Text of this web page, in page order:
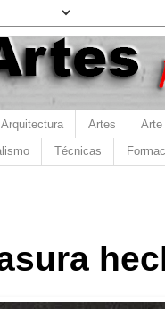
Arquitectura Artes Arte
Técnicas